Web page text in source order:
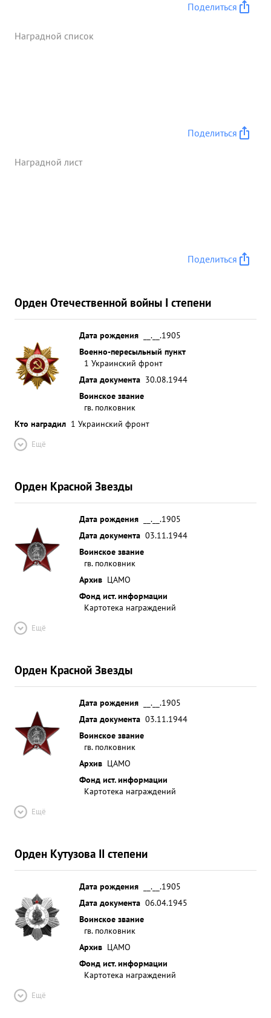
Поделиться
Наградной список
Поделиться
Наградной лист
Поделиться
Орден Отечественной войны I степени
Дата рождения
__.__.1905
Военно-пересыльный пункт
1 Украинский фронт
Дата документа 30.08.1944
Воинское звание
гв. полковник
Кто наградил 1 Украинский фронт
Ещё
Орден Красной Звезды
Дата рождения
__.__.1905
Дата документа 03.11.1944
Воинское звание
гв. полковник
Архив ЦАМО
Фонд ист. информации
Картотека награждений
Ещё
Орден Красной Звезды
Дата рождения
__.__.1905
Дата документа 03.11.1944
Воинское звание
гв. полковник
Архив ЦАМО
Фонд ист. информации
Картотека награждений
Ещё
Орден Кутузова II степени
Дата рождения
__.__.1905
Дата документа 06.04.1945
Воинское звание
гв. полковник
Архив ЦАМО
Фонд ист. информации
Картотека награждений
Ещё